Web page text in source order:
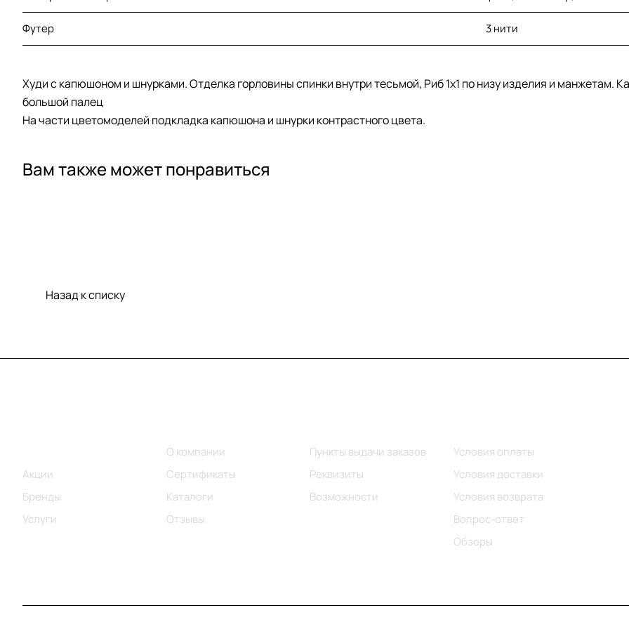
Футер 3 нити
Худи с капюшоном и шнурками. Отделка горловины спинки внутри тесьмой, Риб 1х1 по низу изделия и манжетам.
большой палец
На части цветомоделей подкладка капюшона и шнурки контрастного цвета.
Вам также может понравиться
Назад к списку
Акции
Бренды
Услуги
О компании
Сертификаты
Каталоги
Отзывы
Пункты выдачи заказов
Реквизиты
Возможности
Условия оплаты
Условия доставки
Условия возврата
Вопрос-ответ
Обзоры